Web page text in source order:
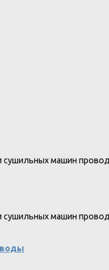
сушильных машин
сушильных машин
воды